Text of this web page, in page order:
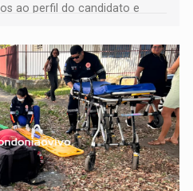
ao perfil do candidato e